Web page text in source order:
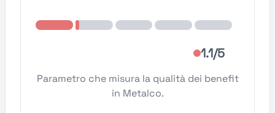
1.1/5
Parametro che misura la qualità dei benefit
in Metalco.